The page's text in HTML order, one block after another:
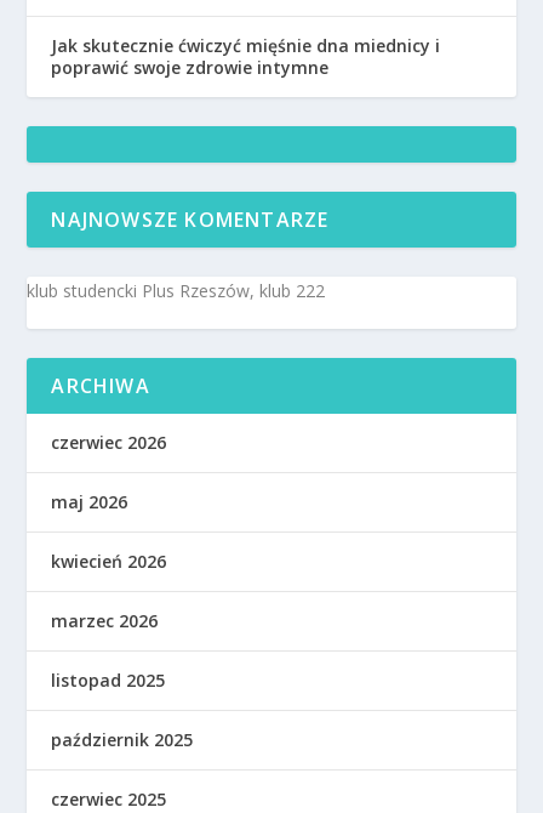
Jak skutecznie ćwiczyć mięśnie dna miednicy i
poprawić swoje zdrowie intymne
NAJNOWSZE KOMENTARZE
klub studencki Plus Rzeszów, klub 222
ARCHIWA
czerwiec 2026
maj 2026
kwiecień 2026
marzec 2026
listopad 2025
październik 2025
czerwiec 2025